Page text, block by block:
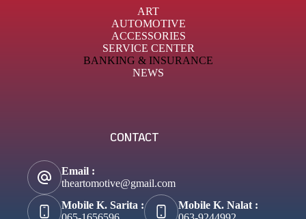
ART
AUTOMOTIVE
ACCESSORIES
SERVICE CENTER
BANKING & INSURANCE
NEWS
CONTACT
Email :
theartomotive@gmail.com
Mobile K. Sarita :
Mobile K. Nalat :